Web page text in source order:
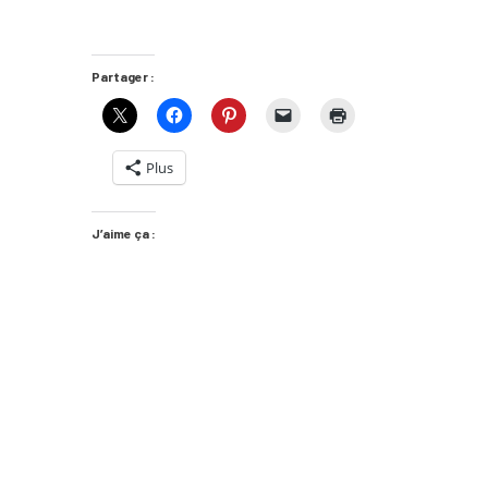
Partager :
Plus
J’aime ça :